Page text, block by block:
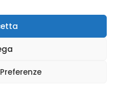
Riservati
© 2025